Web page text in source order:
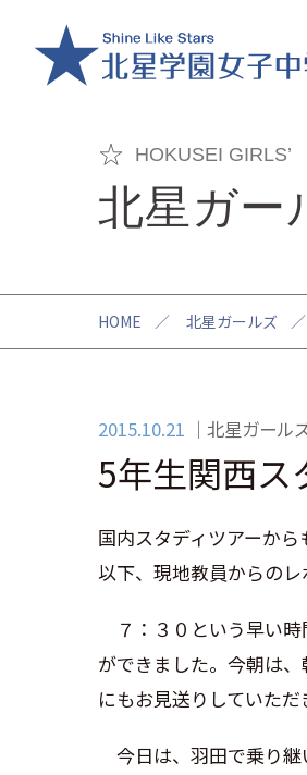
HOKUSEI GIRLS’
北星ガー
HOME ／ 北星ガールズ ／
2015.10.21 北星ガール
5年生関西
国内スタディツアーか
以下、現地教員からのレ
７：３０という早い
ができました。今朝は
にもお見送りしていた
今日は、羽田で乗り継